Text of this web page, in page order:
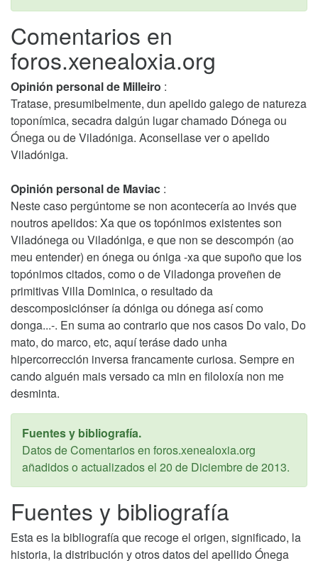
Comentarios en
foros.xenealoxia.org
Opinión personal de Milleiro :
Tratase, presumibelmente, dun apelido galego de natureza
toponímica, secadra dalgún lugar chamado Dónega ou
Ónega ou de Viladóniga. Aconsellase ver o apelido
Viladóniga.
Opinión personal de Maviac :
Neste caso pergúntome se non acontecería ao invés que
noutros apelidos: Xa que os topónimos existentes son
Viladónega ou Viladóniga, e que non se descompón (ao
meu entender) en ónega ou óniga -xa que supoño que los
topónimos citados, como o de Viladonga proveñen de
primitivas Villa Dominica, o resultado da
descomposiciónser ía dóniga ou dónega así como
donga...-. En suma ao contrario que nos casos Do valo, Do
mato, do marco, etc, aquí teráse dado unha
hipercorrección inversa francamente curiosa. Sempre en
cando alguén mais versado ca min en filoloxía non me
desminta.
Fuentes y bibliografía.
Datos de Comentarios en foros.xenealoxia.org
añadidos o actualizados el 20 de Diciembre de 2013.
Fuentes y bibliografía
Esta es la bibliografía que recoge el origen, significado, la
historia, la distribución y otros datos del apellido Ónega